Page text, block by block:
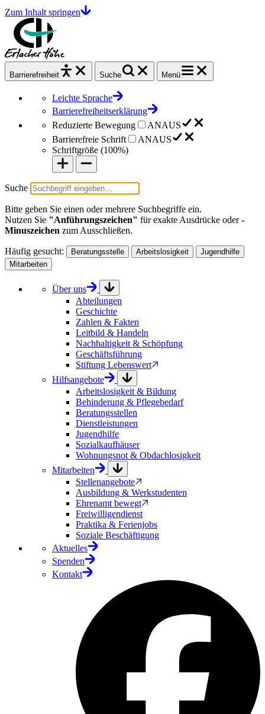
Zum Inhalt springen
Barrierefrei heit Suche Menü
Leichte Sprache
Barrierefreiheitserklärung
Reduzierte Bewegung
ANAUS
Barrierefreie Schrift
ANAUS
Schriftgröße (100%)
Suche
Bitte geben Sie einen oder mehrere Suchbegriffe ein.
Nutzen Sie "Anführungszeichen" für exakte Ausdrücke oder-
Minuszeichen zum Ausschließen.
Häufig gesucht: Beratungsstelle Arbeitslosigkeit
Jugendhilfe
Mitarbeiten
Über uns
Abteilungen
Geschichte
Zahlen & Fakten
Leitbild & Handeln
Nachhaltigkeit & Schöpfung
Geschäftsführung
Stiftung Lebenswert
Hilfsangebote
Arbeitslosigkeit & Bildung
Behinderung & Pflegebedarf
Beratungsstellen
Dienstleistungen
Jugendhilfe
Sozialkaufhäuser
Wohnungsnot & Obdachlosigkeit
Mitarbeiten
Stellenangebote
Ausbildung & Werkstudenten
Ehrenamt bewegt
Freiwilligendienst
Praktika & Ferienjobs
Soziale Beschäftigung
Aktuelles
Spenden
Kontakt